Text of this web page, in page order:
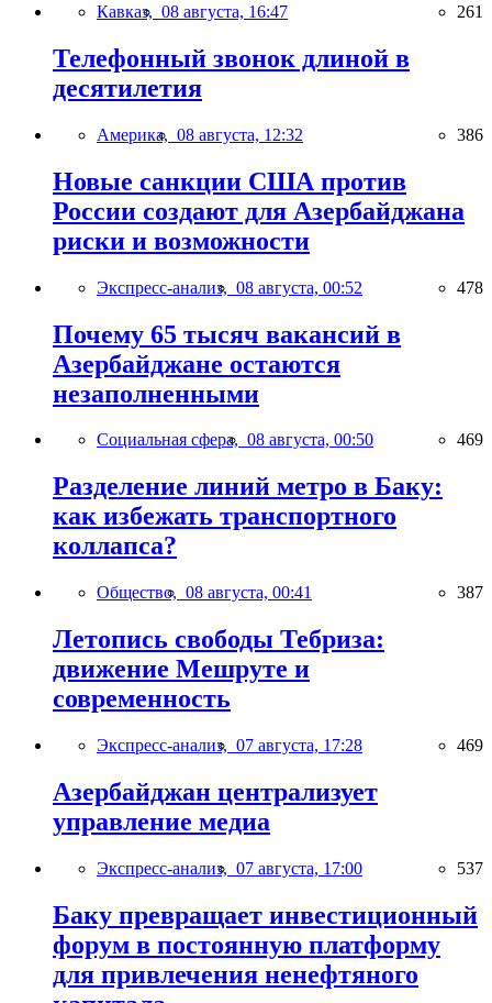
Кавказ, 08 августа, 16:47 261
Телефонный звонок длиной в
десятилетия
Америка, 08 августа, 12:32 386
Новые санкции США против
России создают для Азербайджана
риски и возможности
Экспресс-анализ, 08 августа, 00:52 478
Почему 65 тысяч вакансий в
Азербайджане остаются
незаполненными
Социальная сфера, 08 августа, 00:50 469
Разделение линий метро в Баку:
как избежать транспортного
коллапса?
Общество, 08 августа, 00:41 387
Летопись свободы Тебриза:
движение Мешруте и
современность
Экспресс-анализ, 07 августа, 17:28 469
Азербайджан централизует
управление медиа
Экспресс-анализ, 07 августа, 17:00 537
Баку превращает инвестиционный
форум в постоянную платформу
для привлечения ненефтяного